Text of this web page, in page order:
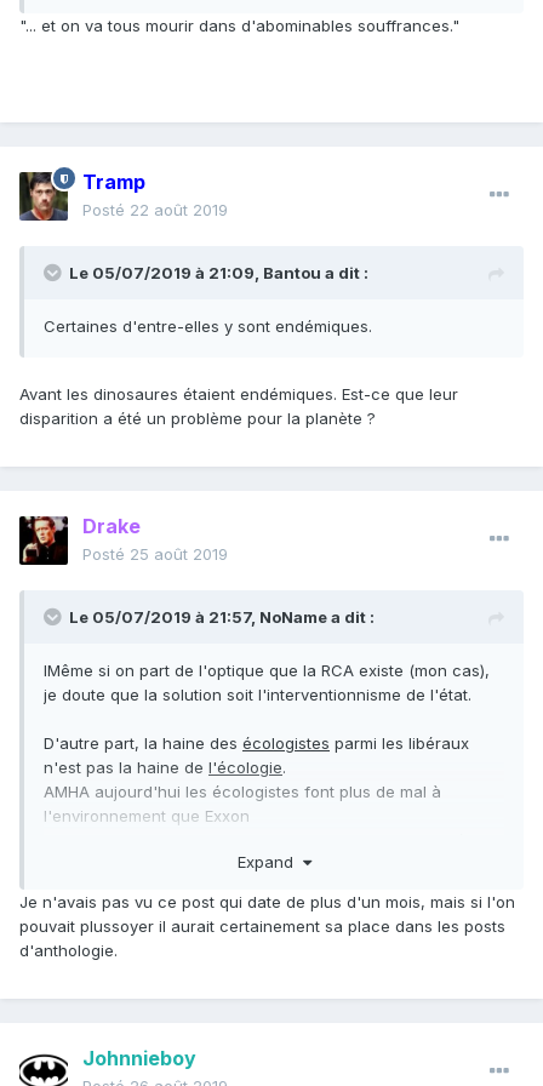
faisable. Mais en faisant ça, ils font croire qu'il y a
poseurs hypocrites et des gourous de salon qui se font
an en première classe ou à posséder dix bagnoles, etc...
sera visible uniquement dans des zoos miteux. Les
planète.
"... et on va tous mourir dans d'abominables souffrances."
Tramp
Posté 22 août 2019
Le 05/07/2019 à 21:09, Bantou a dit :
Certaines d'entre-elles y sont endémiques.
Avant les dinosaures étaient endémiques. Est-ce que leur
disparition a été un problème pour la planète ?
Drake
Posté 25 août 2019
Le 05/07/2019 à 21:57, NoNamea dit :
IMême si on part de l'optique que la RCA existe (mon cas),
je doute que la solution soit l'interventionnisme de l'état.
D'autre part, la haine des écologistes parmi les libéraux
n'est pas la haine de l'écologie.
AMHA aujourd'hui les écologistes font plus de mal à
l'environnement que Exxon
civil qui est la seule source scalable et reproductible
long terme
- ils combattent la création de barrages hydroélectriques
qui est la seule grande source d'énergie renouvelable
les ENR qui obligent à pallier leur absolue inefficacité par du
Expand
Je n'avais pas vu ce post qui date de plus d'un mois, mais si l'on
pouvait plussoyer il aurait certainement sa place dans les posts
d'anthologie.
Johnnieboy